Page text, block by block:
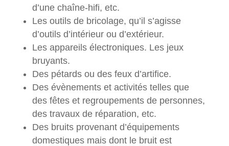
d’une chaîne-hifi, etc.
Les outils de bricolage, qu’il s’agisse
d’outils d’intérieur ou d’extérieur.
Les appareils électroniques. Les jeux
bruyants.
Des pétards ou des feux d’artifice.
Des évènements et activités telles que
des fêtes et regroupements de personnes,
des travaux de réparation, etc.
Des bruits provenant d’équipements
domestiques mais dont le bruit est